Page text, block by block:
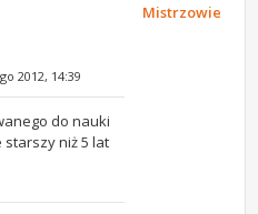
2012, 14:39
do nauki
starszy niż 5 lat
Mistrzowie